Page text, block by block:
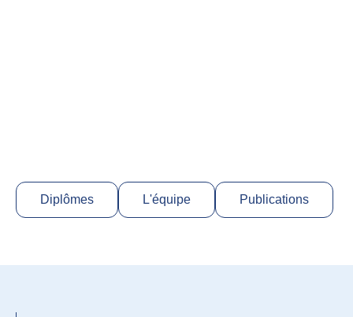
Diplômes L'équipe Publications